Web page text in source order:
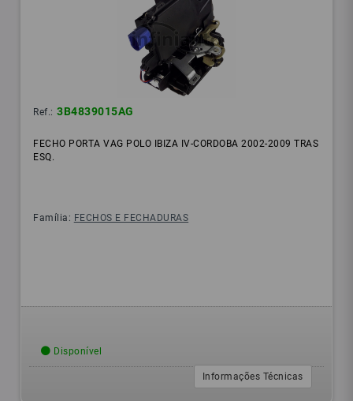
Ref.: 3B4839015AG
FECHO PORTA VAG POLO IBIZA IV-CORDOBA 2002-2009 TRAS
ESQ.
Família: FECHOS E FECHADURAS
Disponível
Informações Técnicas